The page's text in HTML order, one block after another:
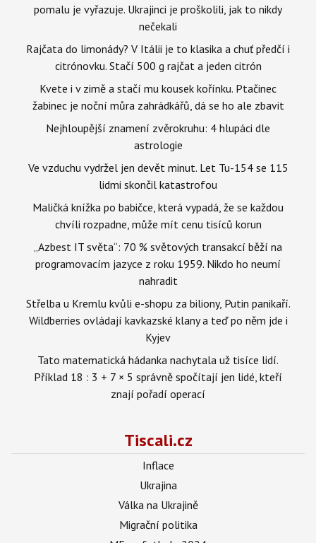
pomalu je vyřazuje. Ukrajinci je proškolili, jak to nikdy
nečekali
Rajčata do limonády? V Itálii je to klasika a chuť předčí i
citrónovku. Stačí 500 g rajčat a jeden citrón
Kvete i v zimě a stačí mu kousek kořínku. Ptačinec
žabinec je noční můra zahrádkářů, dá se ho ale zbavit
Nejhloupější znamení zvěrokruhu: 4 hlupáci dle
astrologie
Ve vzduchu vydržel jen devět minut. Let Tu-154 se 115
lidmi skončil katastrofou
Maličká knížka po babičce, která vypadá, že se každou
chvíli rozpadne, může mít cenu tisíců korun
„Azbest IT světa“: 70 % světových transakcí běží na
programovacím jazyce z roku 1959. Nikdo ho neumí
nahradit
Střelba u Kremlu kvůli e-shopu za biliony, Putin panikaří.
Wildberries ovládají kavkazské klany a teď po něm jde i
Kyjev
Tato matematická hádanka nachytala už tisíce lidí.
Příklad 18 : 3 + 7 × 5 správně spočítají jen lidé, kteří
znají pořadí operací
Tiscali.cz
Inflace
Ukrajina
Válka na Ukrajině
Migrační politika